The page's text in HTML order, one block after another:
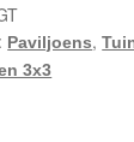
Paviljoens,
3x3